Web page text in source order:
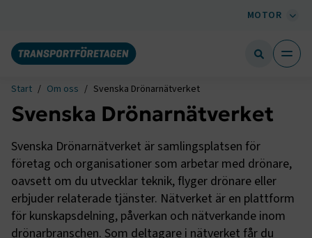
MOTOR
Start Om oss Svenska Drönarnätverket
Svenska Drönarnätverket
Svenska Drönarnätverket är samlingsplatsen för
företag och organisationer som arbetar med drönare,
oavsett om du utvecklar teknik, flyger drönare eller
erbjuder relaterade tjänster. Nätverket är en plattform
för kunskapsdelning, påverkan och nätverkande inom
drönarbranschen. Som deltagare i nätverket får du